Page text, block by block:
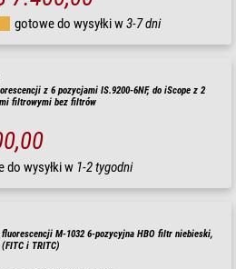
gotowe do wysyłki w3-7 dni
z 6 pozycjami IS.9200-6NF, do iScope z 2
filtrowymi bez filtrów
do wysyłki w 1-2 tygodni
fluorescencji M-1032 6-pozycyjna HBO filtr niebieski,
i TRITC)